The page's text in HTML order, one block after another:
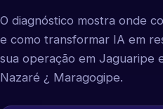
O diagnóstico mostra onde
e como transformar IA em
sua operação em Jaguaripe
Nazaré ¿ Maragogipe.